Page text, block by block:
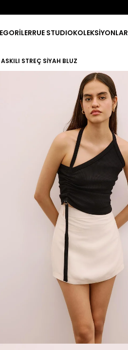
RUE STUDIOKOLEKSİYONLAR
STREÇ SIYAH BLUZ